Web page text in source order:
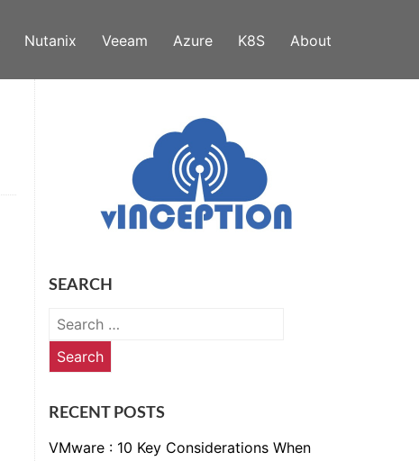
Nutanix Veeam Azure K8S About
SEARCH
Search
for:
RECENT POSTS
VMware : 10 Key Considerations When